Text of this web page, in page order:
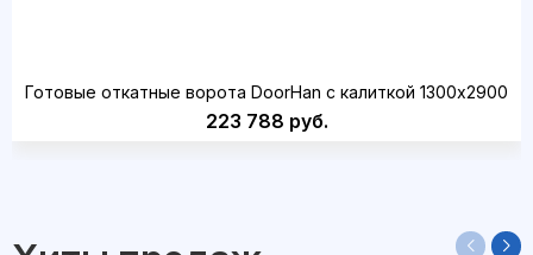
Готовые откатные ворота DoorHan с калиткой 1300х2900
223 788 руб.